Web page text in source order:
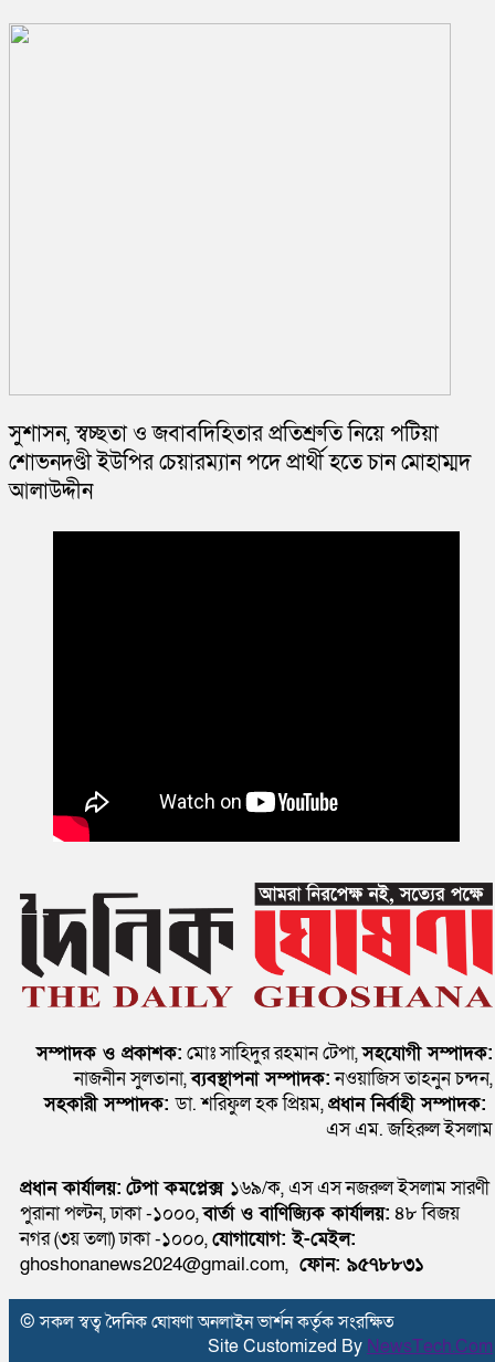
সুশাসন, স্বচ্ছতা ও জবাবদিহিতার প্রতিশ্রুতি নিয়ে পটিয়া
শোভনদণ্ডী ইউপির চেয়ারম্যান পদে প্রার্থী হতে চান মোহাম্মদ
আলাউদ্দীন
সম্পাদক ও প্রকাশক: মোঃ সাহিদুর রহমান টেপা,সহযোগী সম্পাদক:
নাজনীন সুলতানা,ব্যবস্থাপনা সম্পাদক:নওয়াজিস তাহনুন চন্দন,
সহকারী সম্পাদক: ডা. শরিফুল হক প্রিয়ম,প্রধান নির্বাহী সম্পাদক:
এস এম. জহিরুল ইসলাম
প্রধান কার্যালয়: টেপা কমপ্লেক্স ১৬৯/ক, এস এস নজরুল ইসলাম সারণী
পুরানা পল্টন, ঢাকা -১০০০,বার্তা ও বাণিজ্যিক কার্যালয়: ৪৮ বিজয়
নগর (৩য় তলা) ঢাকা -১০০০,যোগাযোগ:ই-মেইল:
ghoshonanews2024@gmail.com, ফোন: ৯৫৭৮৮৩১
© সকল স্বত্ব দৈনিক ঘোষণা অনলাইন ভার্শন কর্তৃক সংরক্ষিত
Site Customized By NewsTech.Com